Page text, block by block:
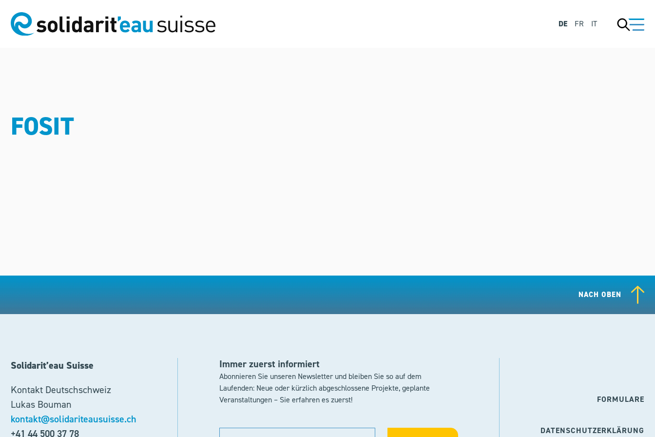
DE FR IT
FOSIT
NACH OBEN
Solidarit’eau Suisse
Kontakt Deutschschweiz
Lukas Bouman
+41 44 500 37 78
kontakt@solidariteausuisse.ch
Immer zuerst informiert
Abonnieren Sie unseren Newsletter und bleiben Sie so auf dem
Laufenden: Neue oder kürzlich abgeschlossene Projekte, geplante
Veranstaltungen – Sie erfahren es zuerst!
FORMULARE
DATENSCHUTZERKLÄRUNG